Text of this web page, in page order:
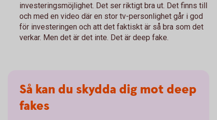
investeringsmöjlighet. Det ser riktigt bra ut. Det finns till
och med en video där en stor tv-personlighet går i god
för investeringen och att det faktiskt är så bra som det
verkar. Men det är det inte. Det är deep fake.
Så kan du skydda dig mot deep
fakes